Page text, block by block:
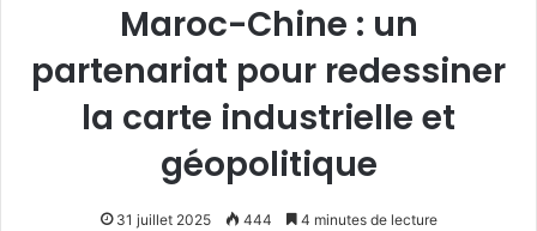
Maroc-Chine : un
partenariat pour redessiner
la carte industrielle et
géopolitique
31 juillet 2025 444 4 minutes de lecture